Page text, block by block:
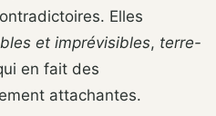
Elles
et imprévisibles, terre-
en fait des
attachantes.